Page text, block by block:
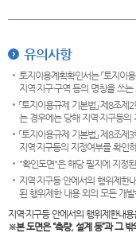
유의사항
토지이용계획확인서는 「토지이
지역·지구·구역 등의 명칭을 쓰
「토지이용규제 기본법」 제8조
는 경우에는 당해 지역·지구등
「토지이용규제 기본법」 제8조
지역·지구등의 지정여부를 확인
"확인도면"은 해당 필지에 지정
지역·지구등 안에서의 행위제
된 행위제한 내용 외의 모든 개
지역·지구등 안에서의 행위제한내
※본 도면은“측량, 설계 등”과 그